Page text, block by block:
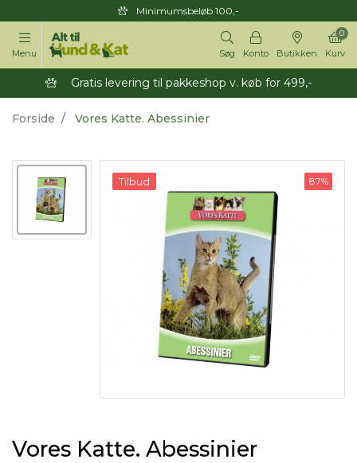
Minimumsbeløb 100,-
Menu Søg Konto Butikken Kurv
0
Gratis levering til pakkeshop v. køb for 499,-
Forside Vores Katte. Abessinier
Tilbud 87%
Vores Katte. Abessinier